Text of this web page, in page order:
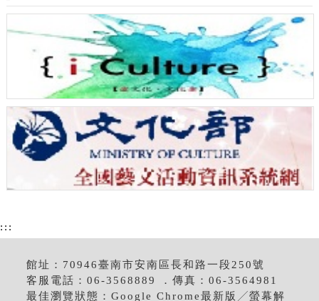
:::
館址：70946臺南市安南區長和路一段250號
客服電話：06-3568889 ．傳真：06-3564981
最佳瀏覽狀態：Google Chrome最新版╱螢幕解